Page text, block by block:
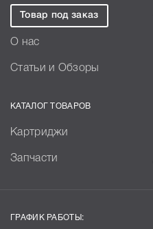
Товар под заказ
О нас
Статьи и Обзоры
КАТАЛОГ ТОВАРОВ
Картриджи
Запчасти
ГРАФИК РАБОТЫ: